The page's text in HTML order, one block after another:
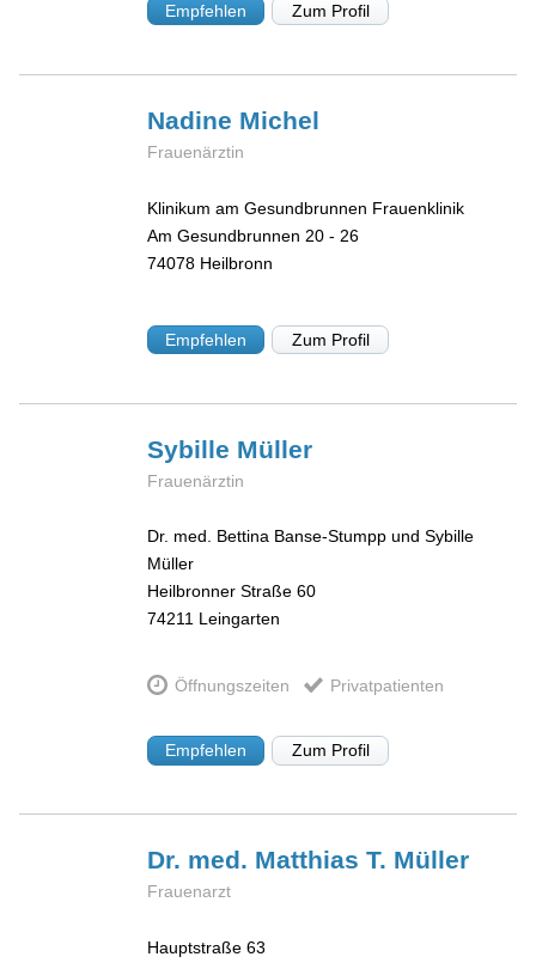
Empfehlen Zum Profil
Nadine Michel
Frauenärztin
Klinikum am Gesundbrunnen Frauenklinik
Am Gesundbrunnen 20 - 26
74078 Heilbronn
Empfehlen Zum Profil
Sybille Müller
Frauenärztin
Dr. med. Bettina Banse-Stumpp und Sybille
Müller
Heilbronner Straße 60
74211 Leingarten
Öffnungszeiten Privatpatienten
Empfehlen Zum Profil
Dr. med. Matthias T. Müller
Frauenarzt
Hauptstraße 63